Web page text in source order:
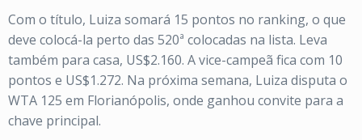
Com o título, Luiza somará 15 pontos no ranking, o que
deve colocá-la perto das 520ª colocadas na lista. Leva
também para casa, US$2.160. A vice-campeã fica com 10
pontos e US$1.272. Na próxima semana, Luiza disputa o
WTA 125 em Florianópolis, onde ganhou convite para a
chave principal.